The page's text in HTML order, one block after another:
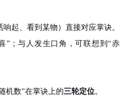
起、看到某物）直接对应掌诀。
”；与人发生口角，可联想到“赤
机数”在掌诀上的三轮定位。